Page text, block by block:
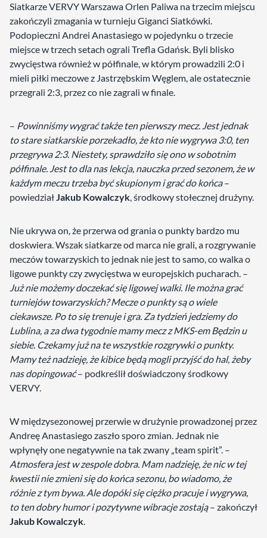
Siatkarze VERVY Warszawa Orlen Paliwa na trzecim miejscu
zakończyli zmagania w turnieju Giganci Siatkówki.
Podopieczni Andrei Anastasiego w pojedynku o trzecie
miejsce w trzech setach ograli Trefla Gdańsk. Byli blisko
zwycięstwa również w półfinale, w którym prowadzili 2:0 i
mieli piłki meczowe z Jastrzębskim Węglem, ale ostatecznie
przegrali 2:3, przez co nie zagrali w finale.
– Powinniśmy wygrać także ten pierwszy mecz. Jest jednak
to stare siatkarskie porzekadło, że kto nie wygrywa 3:0, ten
przegrywa 2:3. Niestety, sprawdziło się ono w sobotnim
półfinale. Jest to dla nas lekcja, nauczka przed sezonem, że w
każdym meczu trzeba być skupionym i grać do końca–
powiedziałJakub Kowalczyk, środkowy stołecznej drużyny.
Nie ukrywa on, że przerwa od grania o punkty bardzo mu
doskwiera. Wszak siatkarze od marca nie grali, a rozgrywanie
meczów towarzyskich to jednak nie jest to samo, co walka o
ligowe punkty czy zwycięstwa w europejskich pucharach. –
Już nie możemy doczekać się ligowej walki. Ile można grać
turniejów towarzyskich? Mecze o punkty są o wiele
ciekawsze. Po to się trenuje i gra. Za tydzień jedziemy do
Lublina, a za dwa tygodnie mamy mecz z MKS-em Będzin u
siebie. Czekamy już na te wszystkie rozgrywki o punkty.
Mamy też nadzieję, że kibice będą mogli przyjść do hal, żeby
nas dopingować– podkreślił doświadczony środkowy
VERVY.
W międzysezonowej przerwie w drużynie prowadzonej przez
Andreę Anastasiego zaszło sporo zmian. Jednak nie
wpłynęły one negatywnie na tak zwany „team spirit”. –
Atmosfera jest w zespole dobra. Mam nadzieję, że nic w tej
kwestii nie zmieni się do końca sezonu, bo wiadomo, że
różnie z tym bywa. Ale dopóki się ciężko pracuje i wygrywa,
to ten dobry humor i pozytywne wibracje zostają– zakończył
Jakub Kowalczyk.